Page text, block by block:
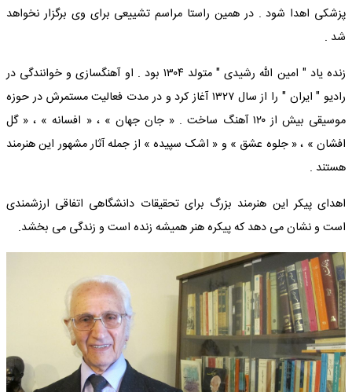
پزشکی اهدا شود . در همین راستا مراسم تشییعی برای وی برگزار نخواهد
شد .
زنده یاد " امین‌ الله رشیدی " متولد ۱۳۰۴ بود . او آهنگسازی و خوانندگی در
رادیو " ایران " را از سال ۱۳۲۷ آغاز کرد و در مدت فعالیت مستمرش در حوزه
موسیقی بیش از ۱۲۰ آهنگ ساخت . « جان جهان » ، « افسانه » ، « گل‌
افشان » ، « جلوه عشق » و « اشک سپیده » از جمله آثار مشهور این هنرمند
هستند .
اهدای پیکر این هنرمند بزرگ برای تحقیقات دانشگاهی اتفاقی ارزشمندی
است و نشان می دهد که پیکره هنر همیشه زنده است و زندگی می بخشد.